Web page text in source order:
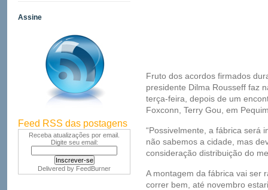
Assine
Feed RSS das postagens
Receba atualizações por email.
Digite seu email:
Delivered by FeedBurner
Fruto dos acordos firmados
presidente Dilma Rousseff faz
terça-feira, depois de um
Foxconn, Terry Gou, em
“Possivelmente, a fábrica será
não sabemos a cidade, mas
consideração distribuição do
A montagem da fábrica vai ser
correr bem, até novembro